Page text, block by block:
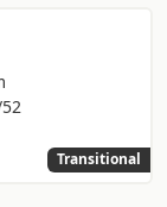
Transitional